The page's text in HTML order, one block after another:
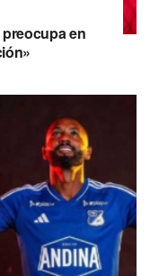
en